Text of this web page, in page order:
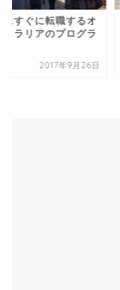
にすぐに転職するオ
トラリアのプログラ
2017年9月26日